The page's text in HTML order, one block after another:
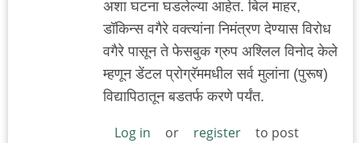
अशा घटना घडलेल्या आहेत. बिल माहर,
डॉकिन्स वगैरे वक्त्यांना निमंत्रण देण्यास विरोध
वगैरे पासून ते फेसबुक ग्रुप अश्लिल विनोद केले
म्हणून डेंटल प्रोग्रॅममधील सर्व मुलांना (पुरूष)
विद्यापिठातून बडतर्फ करणे पर्यंत.
Log in or register
to post